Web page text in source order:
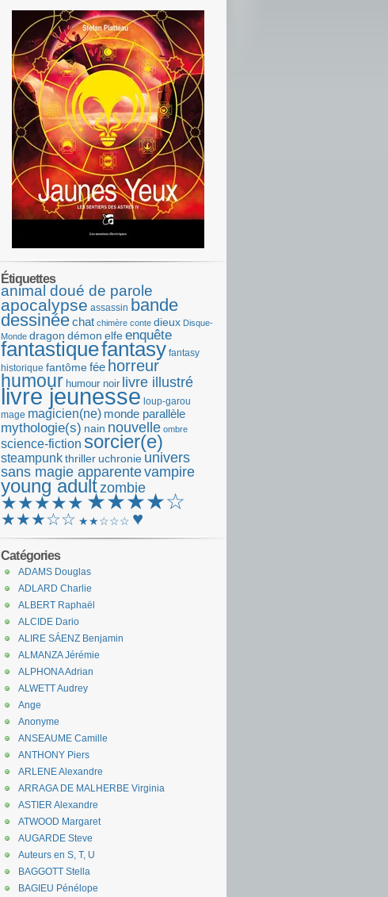
Étiquettes
animal doué de parole
apocalypse assassin bande
dessinéechat chimère conte dieux Disque-
Monde dragon démon elfeenquête
fantastiquefantasy fantasy
historique fantômefée horreur
humour humour noir livre illustré
livre jeunesse loup-garou
mage magicien(ne) monde parallèle
mythologie(s) nain nouvelle ombre
science-fiction sorcier(e)
steampunkthriller uchronie univers
sans magie apparentevampire
young adultzombie
★★★★★ ★★★★☆
★★★☆☆ ★★☆☆☆ ♥
Catégories
ADAMS Douglas
ADLARD Charlie
ALBERT Raphaël
ALCIDE Dario
ALIRE SÁENZ Benjamin
ALMANZA Jérémie
ALPHONA Adrian
ALWETT Audrey
Ange
Anonyme
ANSEAUME Camille
ANTHONY Piers
ARLENE Alexandre
ARRAGA DE MALHERBE Virginia
ASTIER Alexandre
ATWOOD Margaret
AUGARDE Steve
Auteurs en S, T, U
BAGGOTT Stella
BAGIEU Pénélope